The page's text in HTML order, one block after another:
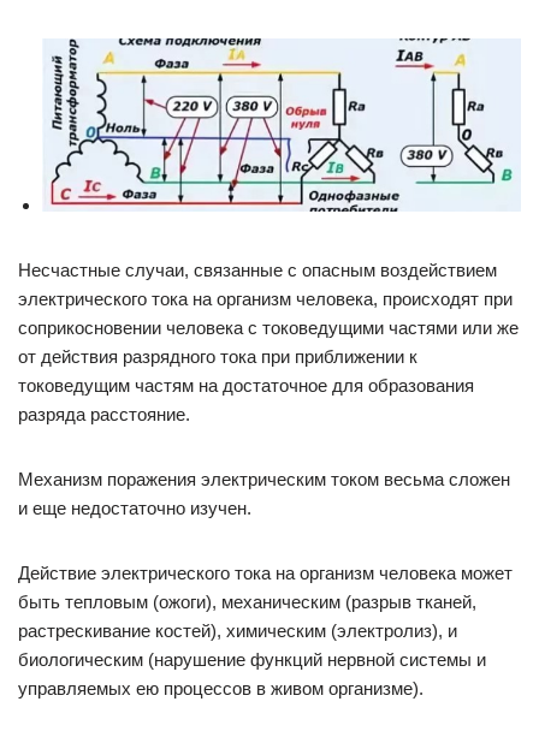
Несчастные случаи, связанные с опасным воздействием
элек­трического тока на организм человека, происходят при
соприкос­новении человека с токоведущими частями или же
от действия разрядного тока при приближении к
токоведущим частям на достаточное для образования
разряда расстояние.
Механизм поражения электрическим током весьма сложен
и еще недостаточно изучен.
Действие электрического тока на организм человека может
быть тепловым (ожоги), механическим (разрыв тканей,
растрес­кивание костей), химическим (электролиз), и
биологическим (нарушение функций нервной системы и
управляемых ею процес­сов в живом организме).